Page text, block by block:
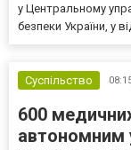
у Центральному
безпеки України, у
Суспільство
600
автономним